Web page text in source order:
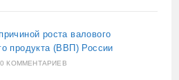
роста валового
продукта (ВВП) России
0 КОММЕНТАРИЕВ